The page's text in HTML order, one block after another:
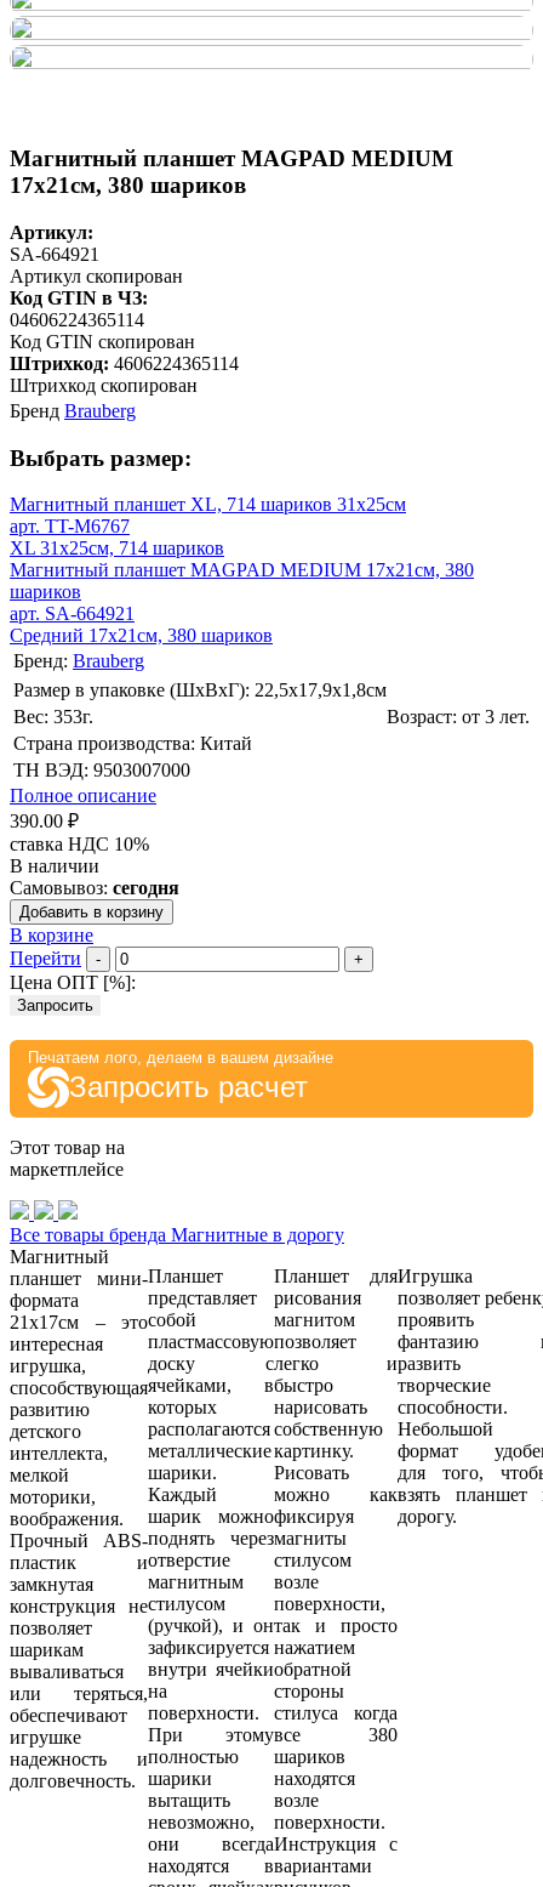
Магнитный планшет MAGPAD MEDIUM
17х21см, 380 шариков
Артикул:
SA-664921
Артикул скопирован
Код GTIN в ЧЗ:
04606224365114
Код GTIN скопирован
Штрихкод: 4606224365114
Штрихкод скопирован
Бренд Brauberg
Выбрать размер:
Магнитный планшет XL, 714 шариков 31х25см
арт. TT-M6767
XL 31х25см, 714 шариков
Магнитный планшет MAGPAD MEDIUM 17х21см, 380
шариков
арт. SA-664921
Средний 17х21см, 380 шариков
Бренд: Brauberg
Размер в упаковке (ШхВxГ): 22,5х17,9х1,8cм
Вес: 353г.
Возраст: от 3 лет.
Страна производства: Китай
ТН ВЭД: 9503007000
Полное описание
390.00 ₽
ставка НДС 10%
В наличии
Самовывоз: сегодня
Добавить в корзину
В корзине
Перейти
- +
Цена ОПТ [%]:
Запросить
Печатаем лого, делаем в вашем дизайне
Запросить расчет
Этот товар на
маркетплейсе
Все товары бренда Магнитные в дорогу
Магнитный
планшет мини-
формата
21х17см – это
интересная
игрушка,
способствующая
развитию
детского
интеллекта,
мелкой
моторики,
воображения.
Прочный ABS-
пластик и
замкнутая
конструкция не
позволяет
шарикам
вываливаться
или теряться,
обеспечивают
игрушке
надежность и
долговечность.
Планшет
представляет
собой
пластмассовую
доску с
ячейками, в
которых
располагаются
металлические
шарики.
Каждый
шарик можно
поднять через
отверстие
магнитным
стилусом
(ручкой), и он
зафиксируется
внутри ячейки
на
поверхности.
При этому
полностью
шарики
вытащить
невозможно,
они всегда
находятся в
Планшет для
рисования
магнитом
позволяет
легко и
быстро
нарисовать
собственную
картинку.
Рисовать
можно как
фиксируя
магниты
стилусом
возле
поверхности,
так и просто
нажатием
обратной
стороны
стилуса когда
все 380
шариков
находятся
возле
поверхности.
Инструкция с
вариантами
Игрушка
позволяет
проявить
фантазию
развить
творческие
способности.
Небольшой
формат
для того,
взять планшет
дорогу.